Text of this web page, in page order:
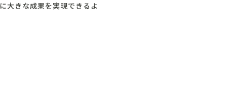
大きな成果を実現できるよ